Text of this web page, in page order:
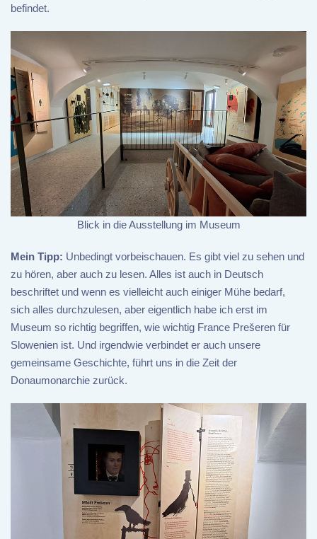
befindet.
Blick in die Ausstellung im Museum
Mein Tipp: Unbedingt vorbeischauen. Es gibt viel zu sehen und
zu hören, aber auch zu lesen. Alles ist auch in Deutsch
beschriftet und wenn es vielleicht auch einiger Mühe bedarf,
sich alles durchzulesen, aber eigentlich habe ich erst im
Museum so richtig begriffen, wie wichtig France Prešeren für
Slowenien ist. Und irgendwie verbindet er auch unsere
gemeinsame Geschichte, führt uns in die Zeit der
Donaumonarchie zurück.